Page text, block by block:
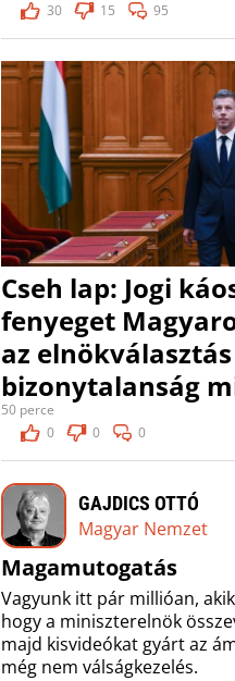
30
15 95
Cseh lap: Jogi
fenyeget
az
bizonytalanság
50 perce
0
0 0
GAJDICS OTTÓ
Magyar Nemzet
Magamutogatás
Vagyunk itt pár millióan,
hogy a miniszterelnök
majd kisvideókat gyárt az
még nem válságkezelés.